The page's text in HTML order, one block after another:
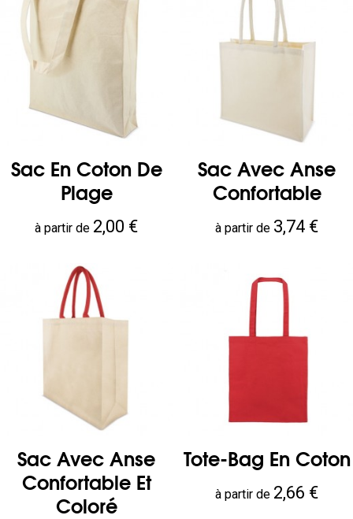
Sac En Coton De
Plage
Prix
à partir de 2,00 €
Sac Avec Anse
Confortable
Prix
à partir de 3,74 €
Sac Avec Anse
Confortable Et
Coloré
Tote-Bag En Coton
Prix
à partir de 2,66 €